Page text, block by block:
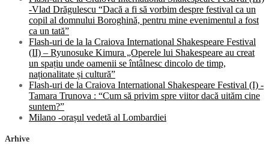
-Vlad Drăgulescu “Dacă a fi să vorbim despre festival ca un
copil al domnului Boroghină, pentru mine evenimentul a fost
ca un tată”
Flash-uri de la la Craiova International Shakespeare Festival
(II) – Ryunosuke Kimura „Operele lui Shakespeare au creat
un spațiu unde oamenii se întâlnesc dincolo de timp,
naționalitate și cultură”
Flash-uri de la Craiova International Shakespeare Festival (I) -
Tamara Trunova : “Cum să privim spre viitor dacă uităm cine
suntem?”
Milano -orașul vedetă al Lombardiei
Arhive